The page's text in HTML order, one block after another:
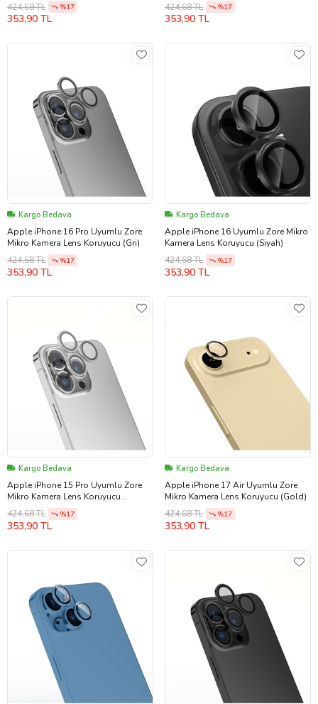
424,68 TL %17
353,90 TL
424,68 TL %17
353,90 TL
Kargo Bedava
Apple iPhone 16 Pro Uyumlu Zore
Mikro Kamera Lens Koruyucu (Gri)
424,68 TL
%17
353,90 TL
Kargo Bedava
Apple iPhone 16 Uyumlu Zore Mikro
Kamera Lens Koruyucu (Siyah)
424,68 TL
%17
353,90 TL
Kargo Bedava
Apple iPhone 15 Pro Uyumlu Zore
Mikro Kamera Lens Koruyucu
(Gümüş)
424,68 TL %17
353,90 TL
Kargo Bedava
Apple iPhone 17 Air Uyumlu Zore
Mikro Kamera Lens Koruyucu (Gold)
424,68 TL
%17
353,90 TL